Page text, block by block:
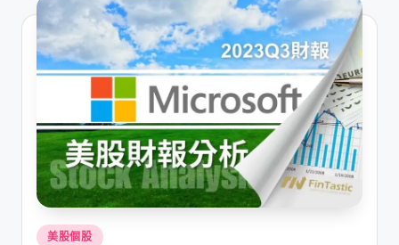
Posted
美股個股